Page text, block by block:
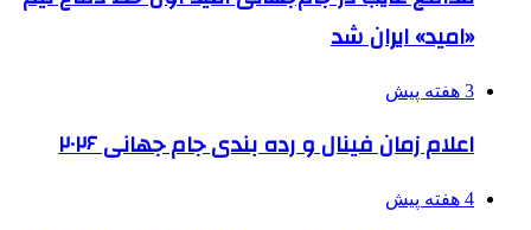
«امید» ایران شد
3 هفته پیش
اعلام زمان فینال و رده بندی جام جهانی ۲۰۲۶
4 هفته پیش